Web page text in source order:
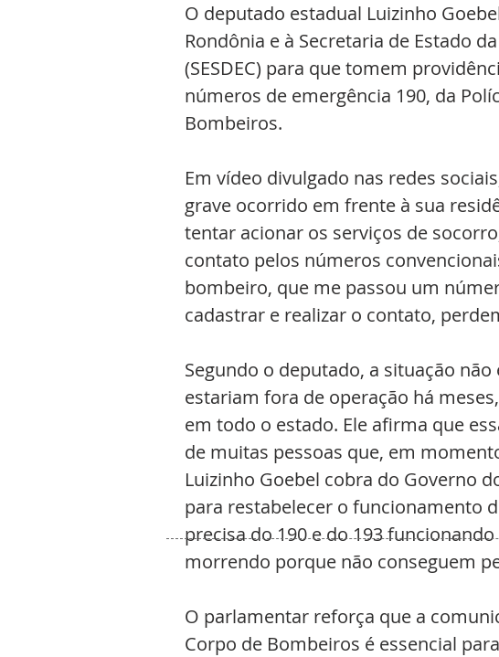
O deputado estadual Luizinho
Rondônia e à Secretaria de Estado
(SESDEC) para que tomem
números de emergência 190, da
Bombeiros.
Em vídeo divulgado nas redes
grave ocorrido em frente à sua
tentar acionar os serviços de
contato pelos números
bombeiro, que me passou um
cadastrar e realizar o contato,
Segundo o deputado, a situação
estariam fora de operação há
em todo o estado. Ele afirma que
de muitas pessoas que, em
Luizinho Goebel cobra do Governo
para restabelecer o funcionamento
precisa do 190 e do 193
morrendo porque não conseguem
O parlamentar reforça que a
Corpo de Bombeiros é essencial